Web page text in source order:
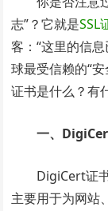
志”？它就是SSL
客：“这里的信
球最受信赖的“
证书是什么？有
一、
DigiCert证
主要用于为网站